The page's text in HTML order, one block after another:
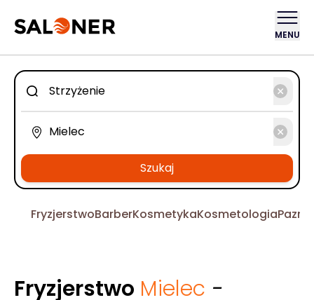
MENU
Szukaj
FryzjerstwoBarberKosmetykaKosmetologia
Fryzjerstwo Mielec -